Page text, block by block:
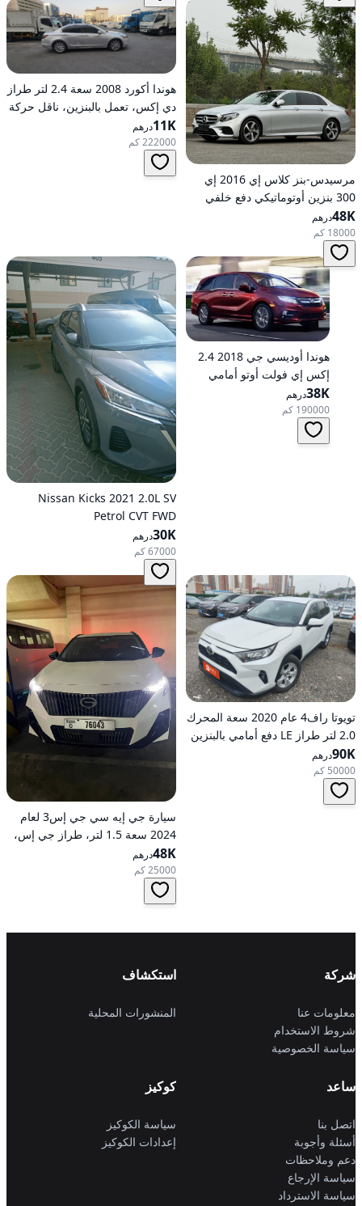
مرسيدس-بنز كلاس إي 2016 إي
300 بنزين أوتوماتيكي دفع خلفي
48Kدرهم
18000 كم
هوندا أكورد 2008 سعة 2.4 لتر طراز
دي إكس، تعمل بالبنزين، ناقل حركة
أوتوماتيكي، دفع أمامي
11Kدرهم
222000 كم
هوندا أوديسي جي 2018 2.4
إكس إي فولت أوتو أمامي
الدفع
38Kدرهم
190000 كم
Nissan Kicks 2021 2.0L SV
Petrol CVT FWD
30Kدرهم
67000 كم
تويوتا راف4 عام 2020 سعة المحرك
2.0 لتر طراز LE دفع أمامي بالبنزين
أوتوماتيكي
90Kدرهم
50000 كم
سيارة جي إيه سي جي إس3 لعام
2024 سعة 1.5 لتر، طراز جي إس،
تعمل بالبنزين، ناقل حركة
أوتوماتيكي، دفع أمامي
48Kدرهم
25000 كم
شركة
معلومات عنا
شروط الاستخدام
سياسة الخصوصية
استكشاف
المنشورات المحلية
ساعد
اتصل بنا
أسئلة وأجوبة
دعم وملاحظات
سياسة الإرجاع
سياسة الاسترداد
كوكيز
سياسة الكوكيز
إعدادات الكوكيز